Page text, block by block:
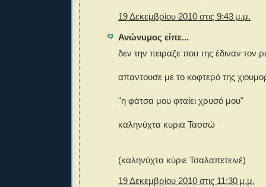
19 Δεκεμβρίου 2010 στις 9:43 μ.μ.
Ανώνυμος είπε...
δεν την πειραζε που της έδιναν τον
απαντουσε με το κοφτερό της
"η φάτσα μου φταίει χρυσό μου"
καληνύχτα κυρια Τασσώ
(καληνύχτα κύριε Τσαλαπετεινέ)
19 Δεκεμβρίου 2010 στις 11:30 μ.μ.